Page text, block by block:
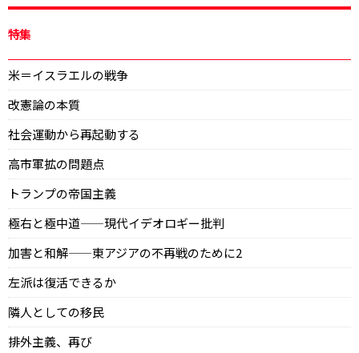
特集
米＝イスラエルの戦争
改憲論の本質
社会運動から再起動する
高市軍拡の問題点
トランプの帝国主義
極右と極中道——現代イデオロギー批判
加害と和解——東アジアの不再戦のために2
左派は復活できるか
隣人としての移民
排外主義、再び